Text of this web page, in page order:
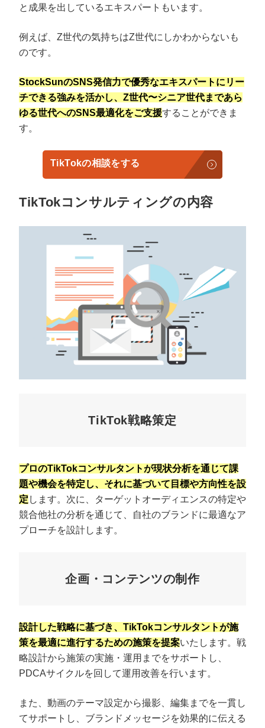
と成果を出しているエキスパートもいます。
例えば、Z世代の気持ちはZ世代にしかわからないも
のです。
StockSunのSNS発信力で優秀なエキスパートにリー
チできる強みを活かし、Z世代〜シニア世代まであら
ゆる世代へのSNS最適化をご支援することができま
す。
TikTokの相談をする
TikTokコンサルティングの内容
TikTok戦略策定
プロのTikTokコンサルタントが現状分析を通じて課
題や機会を特定し、それに基づいて目標や方向性を設
定 します。次に、ターゲットオーディエンスの特定や
競合他社の分析を通じて、自社のブランドに最適なア
プローチを設計します。
企画・コンテンツの制作
設計した戦略に基づき、TikTokコンサルタントが施
策を最適に進行するための施策を提案いたします。戦
略設計から施策の実施・運用までをサポートし、
PDCAサイクルを回して運用改善を行います。
また、動画のテーマ設定から撮影、編集までを一貫し
てサポートし、ブランドメッセージを効果的に伝える